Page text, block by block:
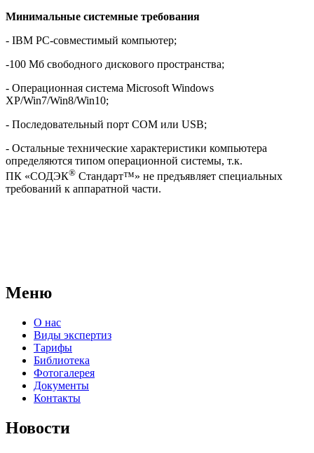
Минимальные системные требования
- IBM PC-совместимый компьютер;
-100 Мб свободного дискового пространства;
- Операционная система Microsoft Windows
XP/Win7/Win8/Win10;
- Последовательный порт COM или USB;
- Остальные технические характеристики компьютера
определяются типом операционной системы, т.к.
ПК «СОДЭК® Стандарт™» не предъявляет специальных
требований к аппаратной части.
Меню
О нас
Виды экспертиз
Тарифы
Библиотека
Фотогалерея
Документы
Контакты
Новости